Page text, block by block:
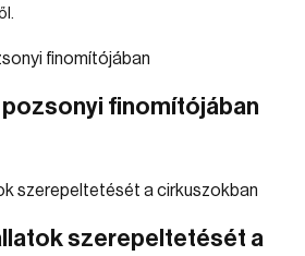
pozsonyi finomítójában
szerepeltetését a